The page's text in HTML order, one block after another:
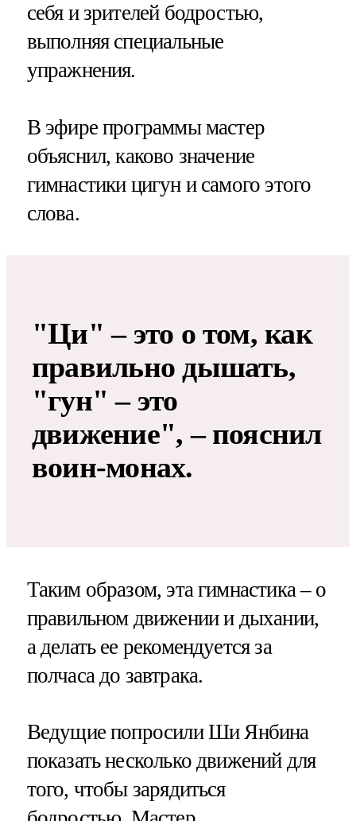
себя и зрителей бодростью,
выполняя специальные
упражнения.
В эфире программы мастер
объяснил, каково значение
гимнастики цигун и самого этого
слова.
"Ци" – это о том, как
правильно дышать,
"гун" – это
движение", – пояснил
воин-монах.
Таким образом, эта гимнастика – о
правильном движении и дыхании,
а делать ее рекомендуется за
полчаса до завтрака.
Ведущие попросили Ши Янбина
показать несколько движений для
того, чтобы зарядиться